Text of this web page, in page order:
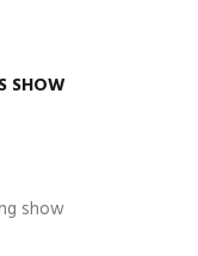
SHOW
show